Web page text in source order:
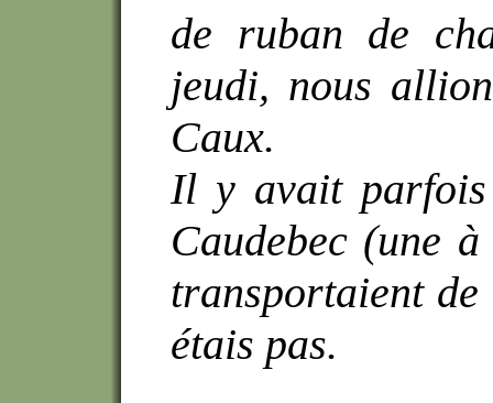
de ruban de
jeudi, nous
Caux.
Il y avait parfois
Caudebec (une
transportaient
étais pas.